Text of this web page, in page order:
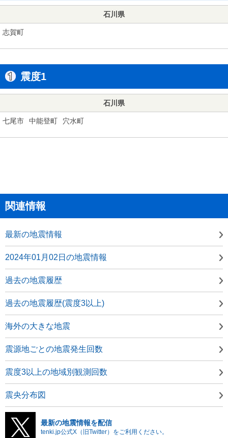
石川県
志賀町
震度1
石川県
七尾市 中能登町 穴水町
関連情報
最新の地震情報
2024年01月02日の地震情報
過去の地震履歴
過去の地震履歴(震度3以上)
海外の大きな地震
震源地ごとの地震発生回数
震度3以上の地域別観測回数
震央分布図
最新の地震情報を配信
tenki.jp公式X（旧Twitter）をご利用ください。